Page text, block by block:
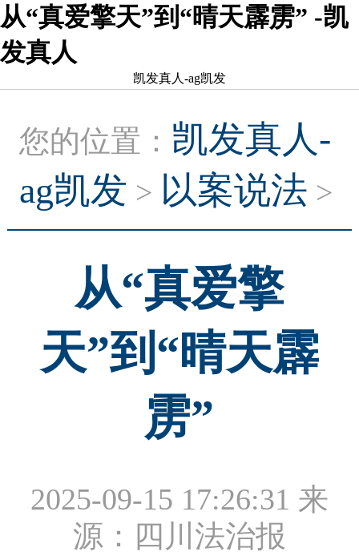
从“真爱擎天”到“晴天霹雳” -凯
发真人
凯发真人-ag凯发
您的位置： 凯发真人-
ag凯发 > 以案说法 >
从“真爱擎
天”到“晴天霹
雳”
2025-09-15 17:26:31 来
源：四川法治报